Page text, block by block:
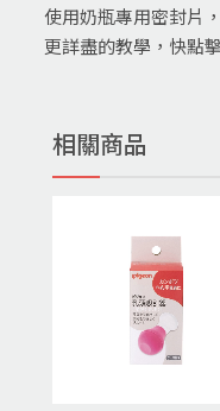
使用奶瓶專用密封片
更詳盡的教學，快點
相關商品